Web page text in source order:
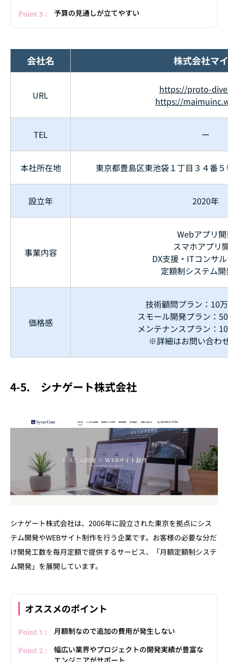
予算の見通しが立てやすい
会社名 株式会社マ
URL
https://proto-
https://
TEL ー
本社所在地 東京都豊島区東池袋１丁目３４番
設立年 2020年
事業内容
Webアプリ
スマホアプリ
DX支援・ITコンサ
定額制システム
価格感
技術顧問プラン：10
スモール開発プラン：
メンテナンスプラン：
※詳細はお問い合わ
4-5. シナゲート株式会社
シナゲート株式会社は、2006年に設立された東京を拠点にシス
テム開発やWEBサイト制作を行う企業です。お客様の必要な分だ
け開発工数を毎月定額で提供するサービス、「月額定額制システ
ム開発」を展開しています。
オススメのポイント
月額制なので追加の費用が発生しない
幅広い業界やプロジェクトの開発実績が豊富な
エンジニアがサポート